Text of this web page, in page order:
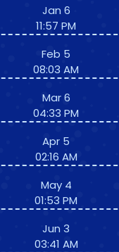
Jan 6
11:57 PM
Feb 5
08:03 AM
Mar 6
04:33 PM
Apr 5
02:16 AM
May 4
01:53 PM
Jun 3
03:41 AM